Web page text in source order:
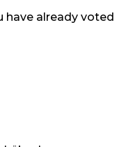
have already voted